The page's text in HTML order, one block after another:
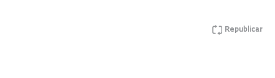
Republicar